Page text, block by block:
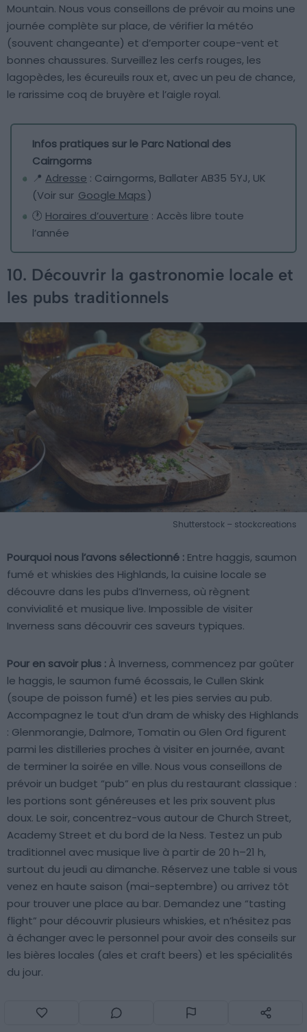
Mountain. Nous vous conseillons de prévoir au moins une
journée complète sur place, de vérifier la météo
(souvent changeante) et d’emporter coupe-vent et
bonnes chaussures. Surveillez les cerfs rouges, les
lagopèdes, les écureuils roux et, avec un peu de chance,
le rarissime coq de bruyère et l’aigle royal.
Infos pratiques sur le Parc National des
Cairngorms
📍 Adresse : Cairngorms, Ballater AB35 5YJ, UK
(Voir sur Google Maps)
🕐 Horaires d’ouverture : Accès libre toute
l’année
10. Découvrir la gastronomie locale et
les pubs traditionnels
Shutterstock – stockcreations
Pourquoi nous l’avons sélectionné : Entre haggis, saumon
fumé et whiskies des Highlands, la cuisine locale se
découvre dans les pubs d’Inverness, où règnent
convivialité et musique live. Impossible de visiter
Inverness sans découvrir ces saveurs typiques.
Pour en savoir plus :À Inverness, commencez par goûter
le haggis, le saumon fumé écossais, le Cullen Skink
(soupe de poisson fumé) et les pies servies au pub.
Accompagnez le tout d’un dram de whisky des Highlands
: Glenmorangie, Dalmore, Tomatin ou Glen Ord figurent
parmi les distilleries proches à visiter en journée, avant
de terminer la soirée en ville. Nous vous conseillons de
prévoir un budget “pub” en plus du restaurant classique :
les portions sont généreuses et les prix souvent plus
doux. Le soir, concentrez-vous autour de Church Street,
Academy Street et du bord de la Ness. Testez un pub
traditionnel avec musique live à partir de 20 h–21 h,
surtout du jeudi au dimanche. Réservez une table si vous
venez en haute saison (mai-septembre) ou arrivez tôt
pour trouver une place au bar. Demandez une “tasting
flight” pour découvrir plusieurs whiskies, et n’hésitez pas
à échanger avec le personnel pour avoir des conseils sur
les bières locales (ales et craft beers) et les spécialités
du jour.